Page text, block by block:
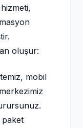
oluşur:
mobil
paket